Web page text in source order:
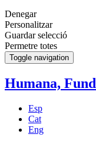
Denegar
Personalitzar
Guardar selecció
Permetre totes
Toggle navigation
Humana,
Esp
Cat
Eng